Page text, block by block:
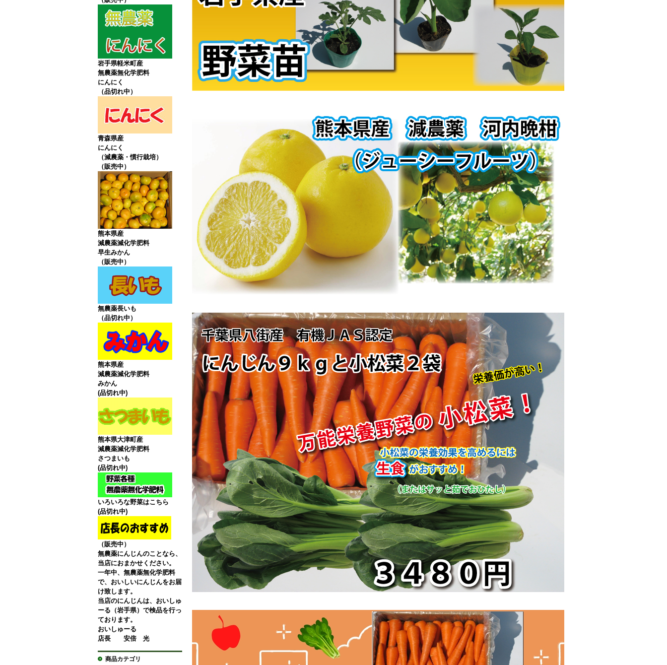
岩手県軽米町産
無農薬無化学肥料
にんにく
（品切れ中）
青森県産
にんにく
（減農薬・慣行栽培）
（販売中）
熊本県産
減農薬減化学肥料
早生みかん
（販売中）
無農薬長いも
（品切れ中）
熊本県産
減農薬減化学肥料
みかん
(品切れ中)
熊本県大津町産
減農薬減化学肥料
さつまいも
(品切れ中)
いろいろな野菜はこちら
(品切れ中)
（販売中）
無農薬にんじんのことなら、
当店におまかせください。
一年中、無農薬無化学肥料
で、おいしいにんじんをお届
け致します。
当店のにんじんは、おいしゅ
ーる（岩手県）で検品を行っ
ております。
おいしゅーる
店長 安倍 光
商品カテゴリ